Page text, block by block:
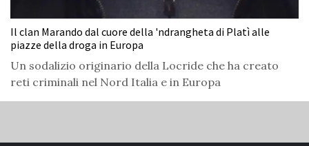
Il clan Marando dal cuore della 'ndrangheta di Platì alle
piazze della droga in Europa
Un sodalizio originario della Locride che ha creato
reti criminali nel Nord Italia e in Europa